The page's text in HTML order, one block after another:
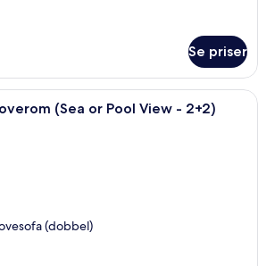
Se priser
Strykejern/-brett, barnesenger
(Sea or Pool View - 2+2)
(dobbel)